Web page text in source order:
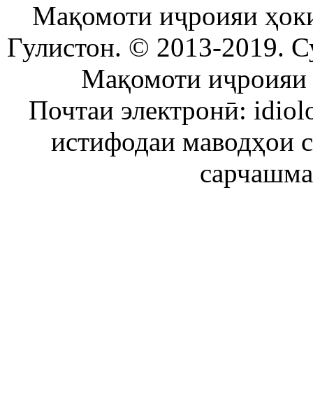
Мақомоти иҷроияи
Гулистон. © 2013-2019.
Мақомоти иҷроияи
Почтаи электронӣ:
истифодаи маводҳои